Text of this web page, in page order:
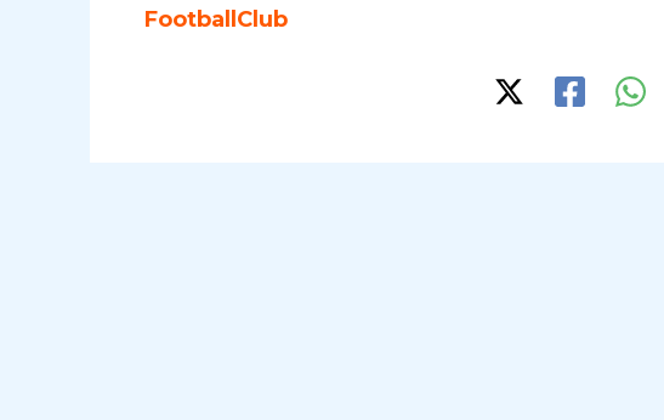
FootballClub